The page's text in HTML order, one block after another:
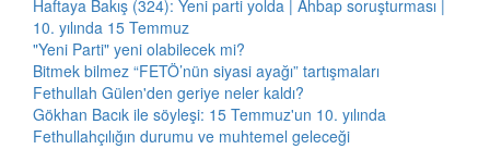
Haftaya Bakış (324): Yeni parti yolda | Ahbap soruşturması |
10. yılında 15 Temmuz
"Yeni Parti" yeni olabilecek mi?
Bitmek bilmez “FETÖ’nün siyasi ayağı” tartışmaları
Fethullah Gülen'den geriye neler kaldı?
Gökhan Bacık ile söyleşi: 15 Temmuz'un 10. yılında
Fethullahçılığın durumu ve muhtemel geleceği